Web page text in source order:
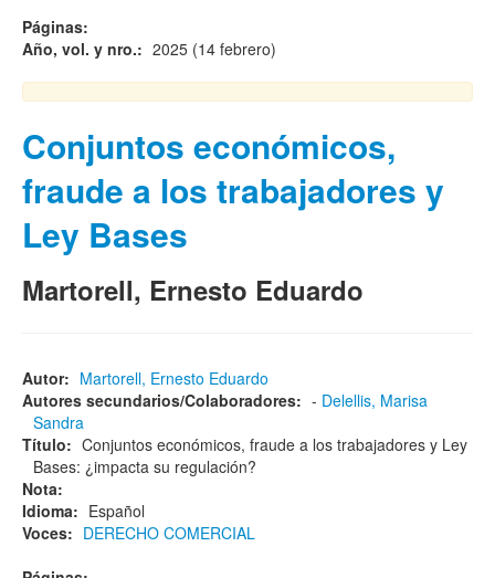
Páginas:
Año, vol. y nro.: 2025 (14 febrero)
Conjuntos económicos,
fraude a los trabajadores y
Ley Bases
Martorell, Ernesto Eduardo
Autor: Martorell, Ernesto Eduardo
Autores secundarios/Colaboradores: - Delellis, Marisa
Sandra
Título: Conjuntos económicos, fraude a los trabajadores y Ley
Bases: ¿impacta su regulación?
Nota:
Idioma: Español
Voces: DERECHO COMERCIAL